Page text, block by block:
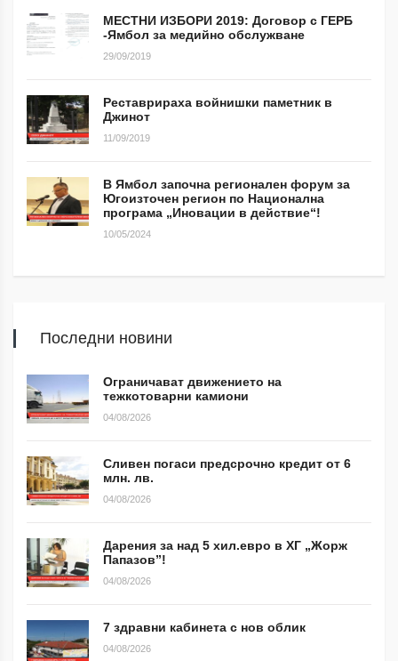
МЕСТНИ ИЗБОРИ 2019: Договор с ГЕРБ
-Ямбол за медийно обслужване
29/09/2019
Реставрираха войнишки паметник в
Джинот
11/09/2019
В Ямбол започна регионален форум за
Югоизточен регион по Национална
програма „Иновации в действие“!
10/05/2024
Последни новини
Ограничават движението на
тежкотоварни камиони
04/08/2026
Сливен погаси предсрочно кредит от 6
млн. лв.
04/08/2026
Дарения за над 5 хил.евро в ХГ „Жорж
Папазов”!
04/08/2026
7 здравни кабинета с нов облик
04/08/2026